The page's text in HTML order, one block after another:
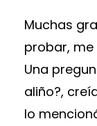
Muchas
probar, me
Una
aliño?,
lo